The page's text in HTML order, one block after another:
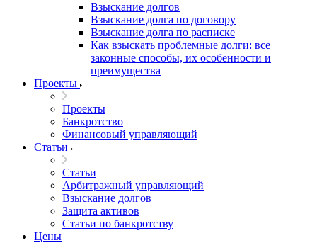
Взыскание долгов
Взыскание долга по договору
Взыскание долга по расписке
Как взыскать проблемные долги: все
законные способы, их особенности и
преимущества
Проекты
Проекты
Банкротство
Финансовый управляющий
Статьи
Статьи
Арбитражный управляющий
Взыскание долгов
Защита активов
Статьи по банкротству
Цены